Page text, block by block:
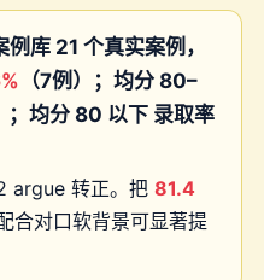
库 21 个真实案例，
（7例）；均分 80–
；均分 80 以下 录取率
argue 转正。把 81.4
合对口软背景可显著提